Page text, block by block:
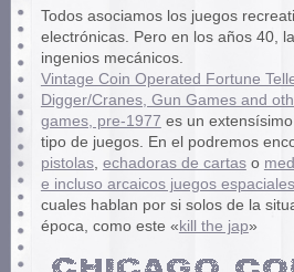
Todos asociamos los juegos
electrónicas. Pero en los años 40,
ingenios mecánicos.
Vintage Coin Operated Fortune
Digger/Cranes, Gun Games and
games, pre-1977 es un
tipo de juegos. En el podremos
pistolas, echadoras de cartaso
e incluso arcaicos juegos espaciales
cuales hablan por si solos de la
época, como este «kill the jap»